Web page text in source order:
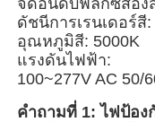
ทัวร์โรงงาน
ควบคุมคุณภาพ
ดัชนีการเรนเดอร์สี:
อุณหภูมิสี: 5000K
แรงดันไฟฟ้า:
100~277V AC 50/
คำถามที่ 1: ไฟป้อง